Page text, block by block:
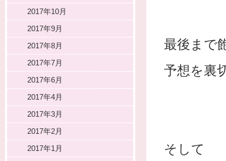
最後まで
予想を裏
そして
2017年10月
2017年9月
2017年8月
2017年7月
2017年6月
2017年4月
2017年3月
2017年2月
2017年1月